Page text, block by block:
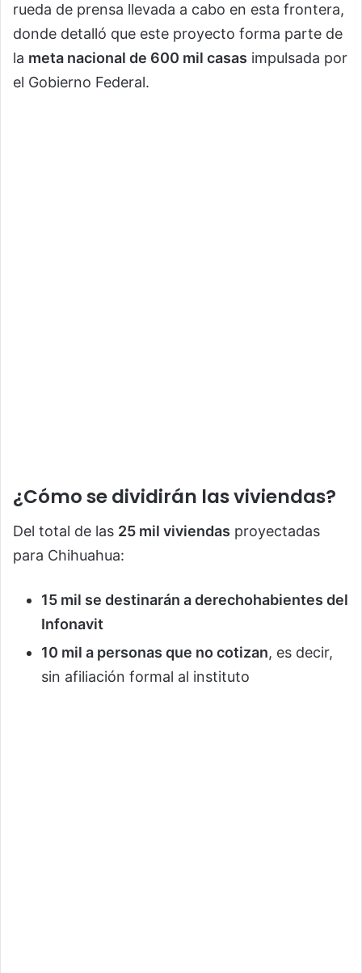
rueda de prensa llevada a cabo en esta frontera,
donde detalló que este proyecto forma parte de
la meta nacional de 600 mil casas impulsada por
el Gobierno Federal.
¿Cómo se dividirán las viviendas?
Del total de las 25 mil viviendas proyectadas
para Chihuahua:
15 mil se destinarán a derechohabientes del
Infonavit
10 mil a personas que no cotizan, es decir,
sin afiliación formal al instituto